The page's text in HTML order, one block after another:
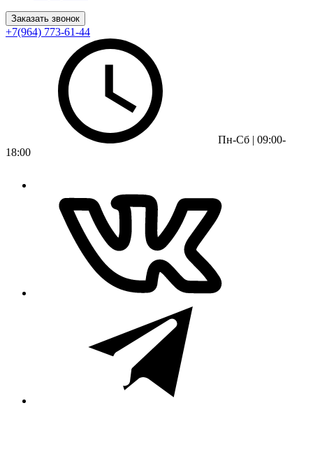
Заказать звонок
+7(964) 773-61-44
Пн-Сб | 09:00-
18:00